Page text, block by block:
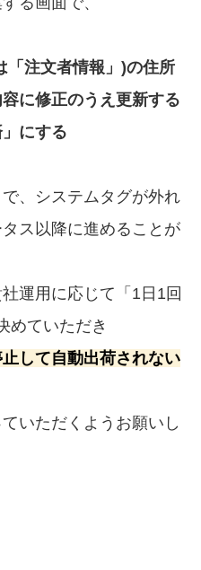
「注文者情報」)の住所
に修正のうえ更新する
にする
、システムタグが外れ
ス以降に進めることが
運用に応じて「1日1回
めていただき
して自動出荷されない
いただくようお願いし